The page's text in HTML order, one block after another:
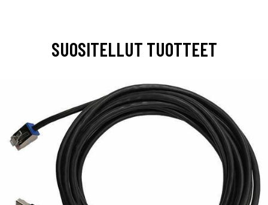
SUOSITELLUT TUOTTEET